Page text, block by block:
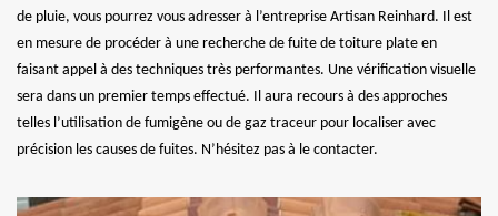
de pluie, vous pourrez vous adresser à l’entreprise Artisan Reinhard. Il est
en mesure de procéder à une recherche de fuite de toiture plate en
faisant appel à des techniques très performantes. Une vérification visuelle
sera dans un premier temps effectué. Il aura recours à des approches
telles l’utilisation de fumigène ou de gaz traceur pour localiser avec
précision les causes de fuites. N’hésitez pas à le contacter.